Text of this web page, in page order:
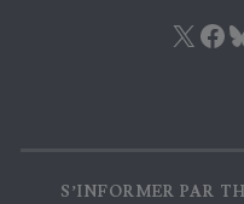
X
S’INFORMER PAR